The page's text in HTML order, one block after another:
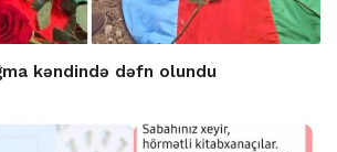
kəndində dəfn olundu